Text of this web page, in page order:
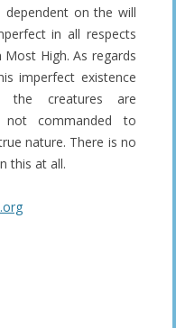
on the will
in all respects
High. As regards
imperfect existence
creatures are
commanded to
nature. There is no
this at all.